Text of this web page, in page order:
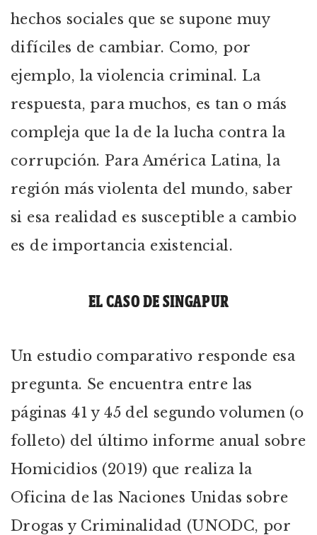
hechos sociales que se supone muy
difíciles de cambiar. Como, por
ejemplo, la violencia criminal. La
respuesta, para muchos, es tan o más
compleja que la de la lucha contra la
corrupción. Para América Latina, la
región más violenta del mundo, saber
si esa realidad es susceptible a cambio
es de importancia existencial.
EL CASO DE SINGAPUR
Un estudio comparativo responde esa
pregunta. Se encuentra entre las
páginas 41 y 45 del segundo volumen (o
folleto) del último informe anual sobre
Homicidios (2019) que realiza la
Oficina de las Naciones Unidas sobre
Drogas y Criminalidad (UNODC, por